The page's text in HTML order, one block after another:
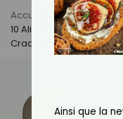
Accueil Actus
10 Aliments À Toujours
Craquages
Ainsi que la